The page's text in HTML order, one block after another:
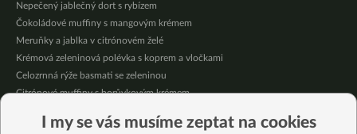
Nepečený jablečný dort s rybízem
Čokoládové muffiny s mangovým krémem
Meruňky a jablka v citrónovém želé
Krémová zeleninová polévka s koprem a vločkami
Celozrnná rýže basmati se zeleninou
Citrónové muffiny s borůvkovým krémem
Bezinková marmeláda s datlemi, skořicí a hřebíčkem
I my se vás musíme zeptat na cookies